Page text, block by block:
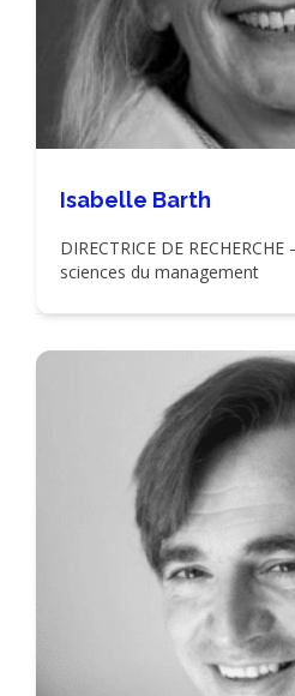
Isabelle Barth
DIRECTRICE DE
sciences du management